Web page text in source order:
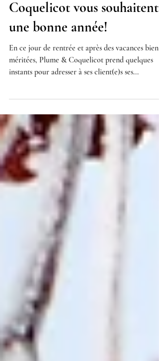
Les Gazettes de Plume &
Coquelicot vous souhaitent
une bonne année!
En ce jour de rentrée et après des vacances bien
instants pour adresser à ses client(e)s ses...